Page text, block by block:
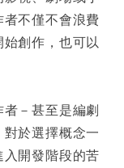
不僅不會浪費
創作，也可以
－甚至是編劇
於選擇概念一
開發階段的苦